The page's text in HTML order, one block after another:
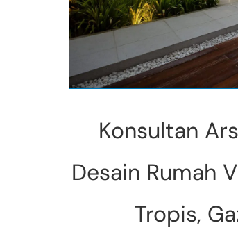
Konsultan
Desain Rumah
Tropis,